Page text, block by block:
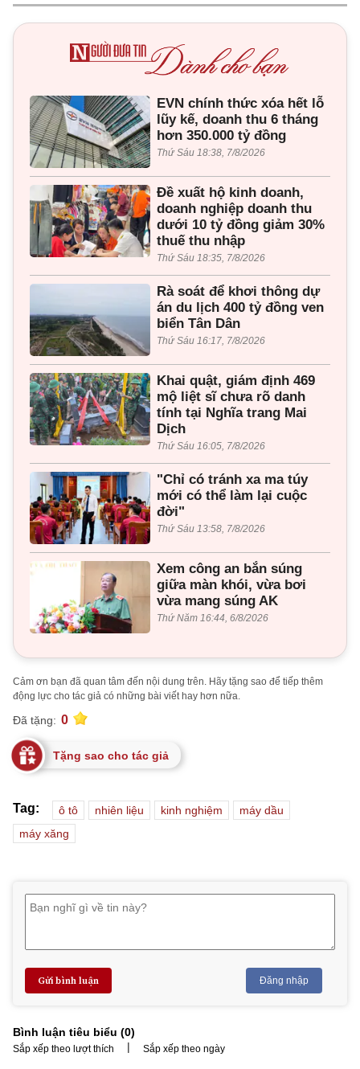
EVN chính thức xóa hết lỗ
lũy kế, doanh thu 6 tháng
hơn 350.000 tỷ đồng
Thứ Sáu 18:38, 7/8/2026
Đề xuất hộ kinh doanh,
doanh nghiệp doanh thu
dưới 10 tỷ đồng giảm 30%
thuế thu nhập
Thứ Sáu 18:35, 7/8/2026
Rà soát để khơi thông dự
án du lịch 400 tỷ đồng ven
biển Tân Dân
Thứ Sáu 16:17, 7/8/2026
Khai quật, giám định 469
mộ liệt sĩ chưa rõ danh
tính tại Nghĩa trang Mai
Dịch
Thứ Sáu 16:05, 7/8/2026
"Chỉ có tránh xa ma túy
mới có thể làm lại cuộc
đời"
Thứ Sáu 13:58, 7/8/2026
Xem công an bắn súng
giữa màn khói, vừa bơi
vừa mang súng AK
Thứ Năm 16:44, 6/8/2026
Cảm ơn bạn đã quan tâm đến nội dung trên. Hãy tặng sao để tiếp thêm
động lực cho tác giả có những bài viết hay hơn nữa.
Đã tặng: 0
Tặng sao cho tác giả
Tag: ô tô nhiên liệu kinh nghiệm
máy dầu
máy xăng
Gửi bình luận Đăng nhập
Bình luận tiêu biểu (0)
Sắp xếp theo lượt thích | Sắp xếp theo ngày